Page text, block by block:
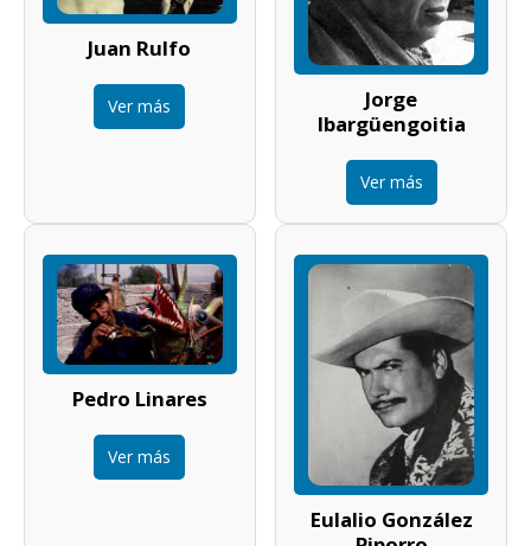
Juan Rulfo
Ver más
Jorge
Ibargüengoitia
Ver más
Pedro Linares
Ver más
Eulalio González